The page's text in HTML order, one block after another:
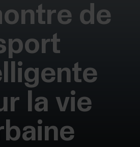
de
la vie